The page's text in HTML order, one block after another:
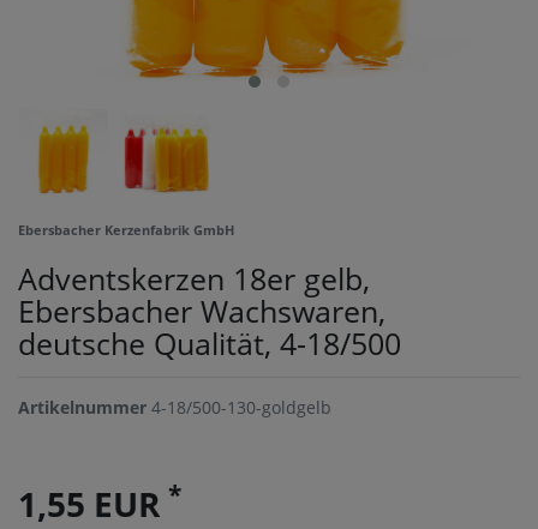
Ebersbacher Kerzenfabrik GmbH
Adventskerzen 18er gelb,
Ebersbacher Wachswaren,
deutsche Qualität, 4-18/500
Artikelnummer 4-18/500-130-goldgelb
1,55 EUR *